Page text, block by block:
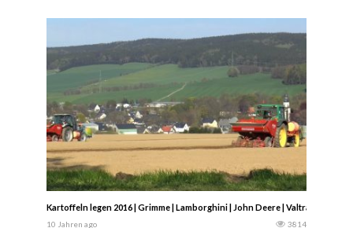
Kartoffeln legen 2016 | Grimme | Lamborghini | John Deere | Valtra | Claas |
10 Jahren ago 3814